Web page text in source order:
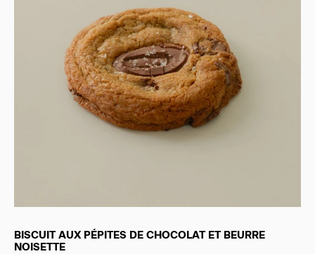
BISCUIT AUX PÉPITES DE CHOCOLAT ET BEURRE
NOISETTE